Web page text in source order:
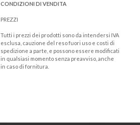
CONDIZIONI DI VENDITA
PREZZI
Tutti i prezzi dei prodotti sono da intendersi IVA
esclusa, cauzione del reso fuori uso e costi di
spedizione a parte, e possono essere modificati
in qualsiasi momento senza preavviso, anche
in caso di fornitura.